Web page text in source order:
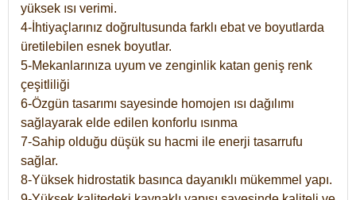
yüksek ısı verimi.
4-İhtiyaçlarınız doğrultusunda farklı ebat ve boyutlarda
üretilebilen esnek boyutlar.
5-Mekanlarınıza uyum ve zenginlik katan geniş renk
çeşitliliği
6-Özgün tasarımı sayesinde homojen ısı dağılımı
sağlayarak elde edilen konforlu ısınma
7-Sahip olduğu düşük su hacmi ile enerji tasarrufu
sağlar.
8-Yüksek hidrostatik basınca dayanıklı mükemmel yapı.